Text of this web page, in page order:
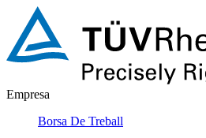
Empresa
Borsa De Treball